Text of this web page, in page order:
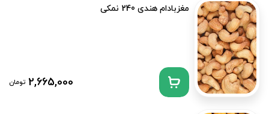
مغزبادام هندی 240 نمکی
2,665,000 تومان